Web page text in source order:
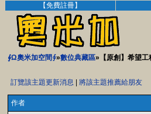
【免費註冊】
∮Ω奧米加空間∮»數位典藏區»【原創】希望工
訂覽該主題更新消息 將該主題推薦給朋友
作者